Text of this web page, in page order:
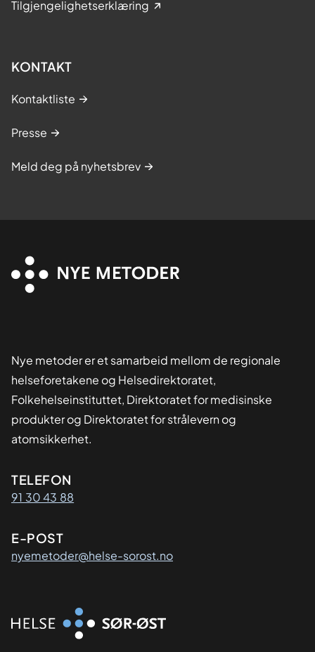
Tilgjengelighetserklæring
KONTAKT
Kontaktliste
Presse
Meld deg på nyhetsbrev
Nye metoder er et samarbeid mellom de regionale
helseforetakene og Helsedirektoratet,
Folkehelseinstituttet, Direktoratet for medisinske
produkter og Direktoratet for strålevern og
atomsikkerhet.
Kontaktinformasjon
TELEFON
91 30 43 88
E-POST
nyemetoder@helse-sorost.no
Organisasjon